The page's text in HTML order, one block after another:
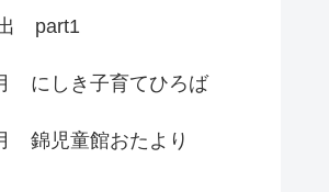
part1
にしき子育てひろば
錦児童館おたより